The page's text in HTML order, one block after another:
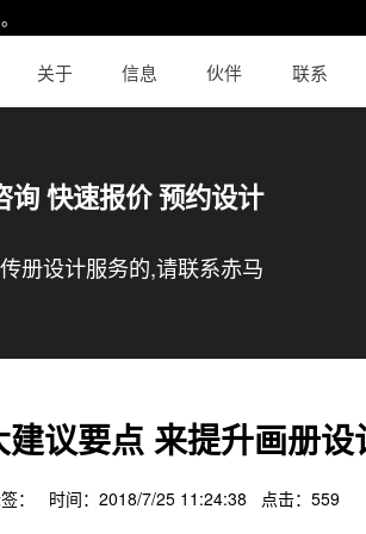
。
关于 信息 伙伴 联系
询 快速报价 预约设计
册设计服务的,请联系赤马
议要点 来提升画册设
： 时间：2018/7/25 11:24:38 点击： 559